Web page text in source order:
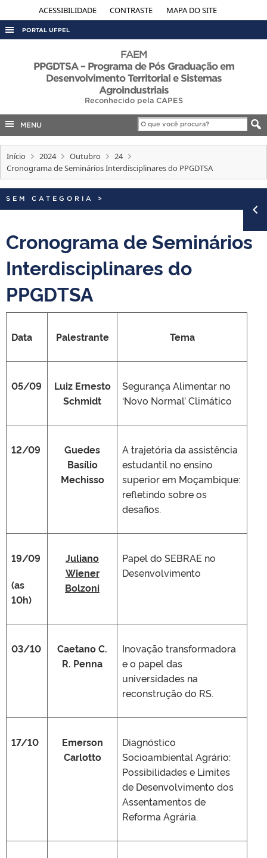
ACESSIBILIDADE CONTRASTE MAPA DO SITE
PORTAL UFPEL
AUDITORIA
OUVIDORIA
FAEM
PPGDTSA – Programa de Pós Graduação em
Desenvolvimento Territorial e Sistemas
Agroindustriais
Reconhecido pela CAPES
MENU
Início 2024 Outubro
24
Cronograma de Seminários Interdisciplinares do PPGDTSA
SEM CATEGORIA >
Cronograma de Seminários
Interdisciplinares do
PPGDTSA
Data Palestrante Tema
05/09
Luiz Ernesto
Schmidt
Segurança Alimentar no
‘Novo Normal’ Climático
12/09
Guedes
Basílio
Mechisso
A trajetória da assistência
estudantil no ensino
superior em Moçambique:
refletindo sobre os
desafios.
19/09
(as
10h)
Juliano
Wiener
Bolzoni
Papel do SEBRAE no
Desenvolvimento
03/10
Caetano C.
R. Penna
Inovação transformadora
e o papel das
universidades na
reconstrução do RS.
17/10
Emerson
Carlotto
Diagnóstico
Socioambiental Agrário:
Possibilidades e Limites
de Desenvolvimento dos
Assentamentos de
Reforma Agrária.